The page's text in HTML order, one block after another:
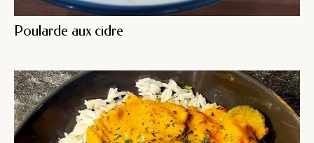
Poularde aux cidre